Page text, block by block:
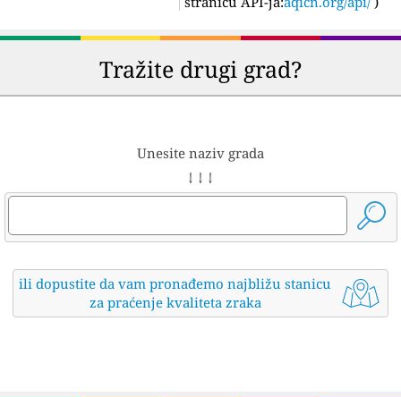
Tražite drugi grad?
Unesite naziv grada
↓ ↓ ↓
ili dopustite da vam pronađemo najbližu stanicu
za praćenje kvaliteta zraka